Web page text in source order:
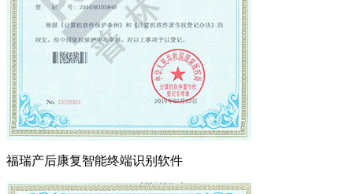
福瑞产后康复智能终端识别软件